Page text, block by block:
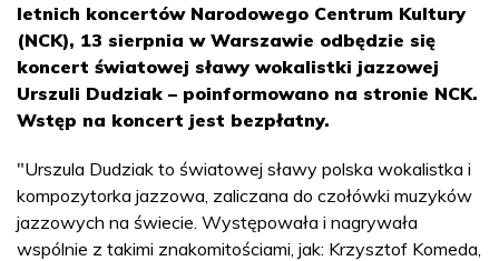
letnich koncertów Narodowego Centrum Kultury
(NCK), 13 sierpnia w Warszawie odbędzie się
koncert światowej sławy wokalistki jazzowej
Urszuli Dudziak – poinformowano na stronie NCK.
Wstęp na koncert jest bezpłatny.
"Urszula Dudziak to światowej sławy polska wokalistka i
kompozytorka jazzowa, zaliczana do czołówki muzyków
jazzowych na świecie. Występowała i nagrywała
wspólnie z takimi znakomitościami, jak: Krzysztof Komeda,